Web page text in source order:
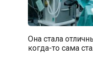
Она стала
когда-то сама